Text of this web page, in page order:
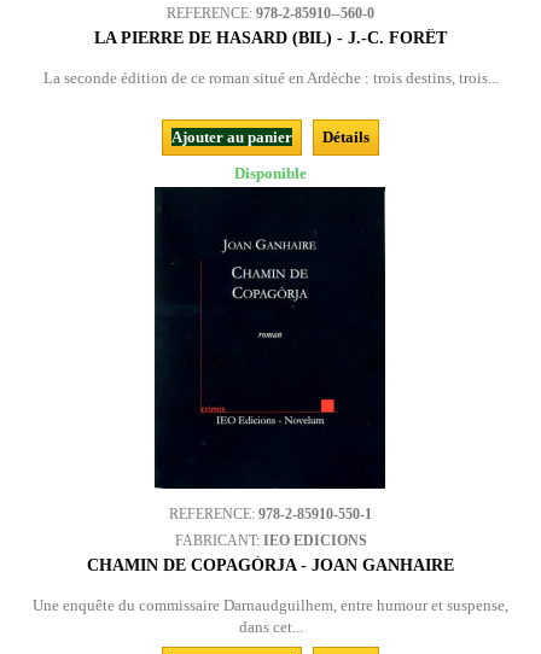
REFERENCE: 978-2-85910--560-0
LA PIERRE DE HASARD (BIL) - J.-C. FORÊT
La seconde édition de ce roman situé en Ardèche : trois destins, trois...
Ajouter au panier
Détails
Disponible
REFERENCE: 978-2-85910-550-1
FABRICANT: IEO EDICIONS
CHAMIN DE COPAGÒRJA - JOAN GANHAIRE
Une enquête du commissaire Darnaudguilhem, entre humour et suspense,
dans cet...